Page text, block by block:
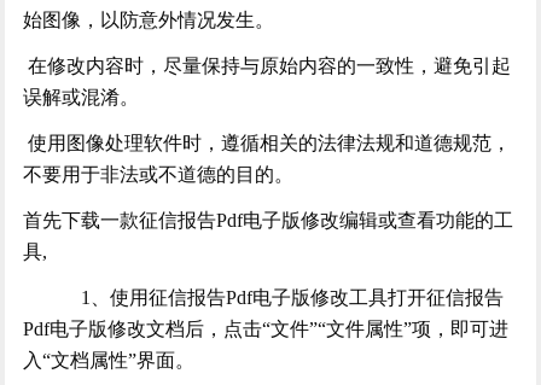
始图像，以防意外情况发生。
在修改内容时，尽量保持与原始内容的一致性，避免引起
误解或混淆。
使用图像处理软件时，遵循相关的法律法规和道德规范，
不要用于非法或不道德的目的。
首先下载一款征信报告Pdf电子版修改编辑或查看功能的工
具,
1、使用征信报告Pdf电子版修改工具打开征信报告
Pdf电子版修改文档后，点击“文件”“文件属性”项，即可进
入“文档属性”界面。